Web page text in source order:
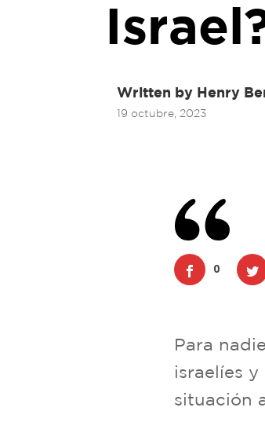
Written by Henry
19 octubre, 2023
0
Para
israelíes
situación